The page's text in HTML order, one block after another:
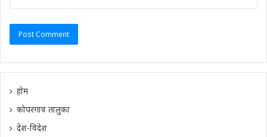
होम
कोपरगाव तालुका
देश-विदेश